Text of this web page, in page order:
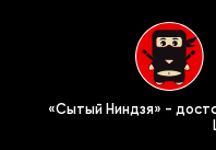
«Сытый Ниндзя» -